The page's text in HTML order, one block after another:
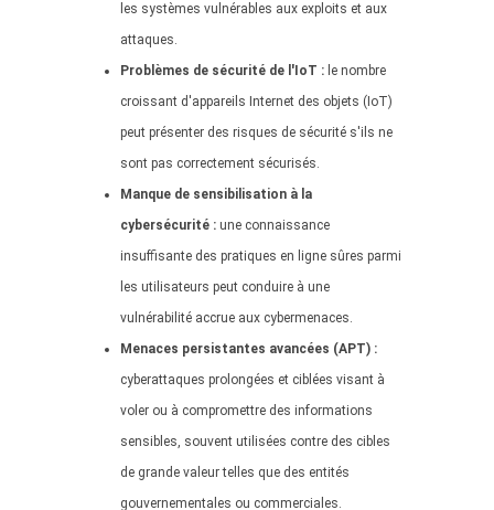
les systèmes vulnérables aux exploits et aux
attaques.
Problèmes de sécurité de l'IoT : le nombre
croissant d'appareils Internet des objets (IoT)
peut présenter des risques de sécurité s'ils ne
sont pas correctement sécurisés.
Manque de sensibilisation à la
cybersécurité : une connaissance
insuffisante des pratiques en ligne sûres parmi
les utilisateurs peut conduire à une
vulnérabilité accrue aux cybermenaces.
Menaces persistantes avancées (APT) :
cyberattaques prolongées et ciblées visant à
voler ou à compromettre des informations
sensibles, souvent utilisées contre des cibles
de grande valeur telles que des entités
gouvernementales ou commerciales.